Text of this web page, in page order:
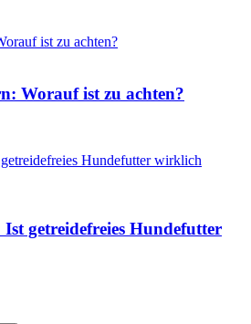
Worauf ist zu achten?
getreidefreies Hundefutter